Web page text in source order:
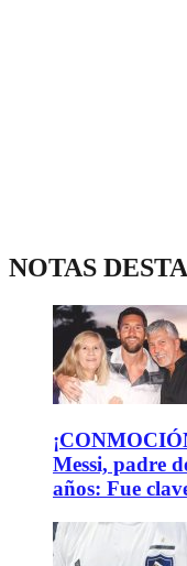
NOTAS
Messi, padre
años: Fue